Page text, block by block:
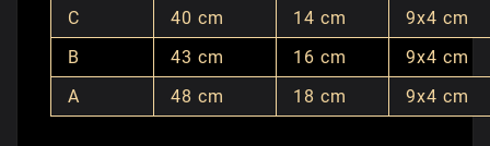
C
40 cm 14 cm
9x4 cm
B
43 cm 16 cm
9x4 cm
A
48 cm 18 cm 9x4 cm